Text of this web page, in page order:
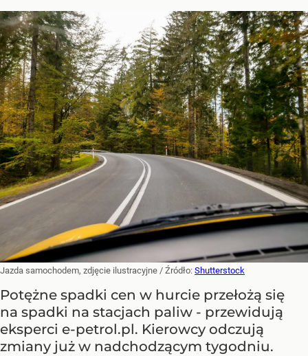
Jazda samochodem, zdjęcie ilustracyjne / Źródło: Shutterstock
Potężne spadki cen w hurcie przełożą się
na spadki na stacjach paliw - przewidują
eksperci e-petrol.pl. Kierowcy odczują
zmiany już w nadchodzącym tygodniu.